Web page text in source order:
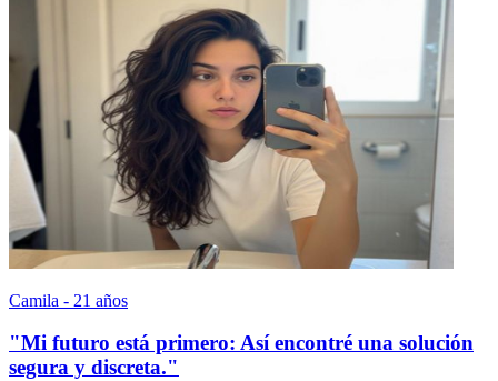
Camila - 21 años
"Mi futuro está primero: Así encontré una solución
segura y discreta."